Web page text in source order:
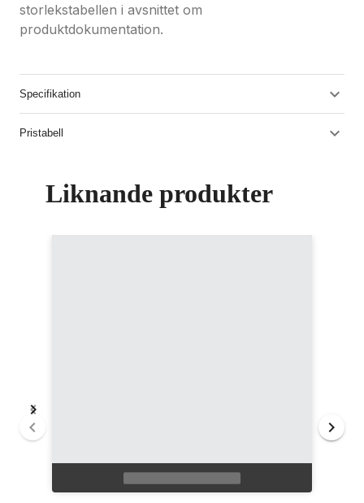
storlekstabellen i avsnittet om
produktdokumentation.
Specifikation
Pristabell
Liknande produkter